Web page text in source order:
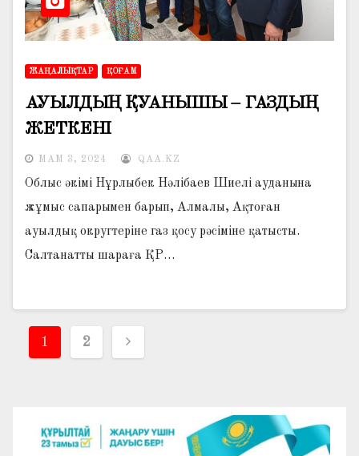
ЖАҢАЛЫҚТАР ҚОҒАМ
АУЫЛДЫҢ ҚУАНЫШЫ – ГАЗДЫҢ
ЖЕТКЕНІ
МАМ 3, 2024 QAA.KZ
Облыс әкімі Нұрлыбек Нәлібаев Шиелі ауданына
жұмыс сапарымен барып, Алмалы, Ақтоған
ауылдық округтеріне газ қосу рәсіміне қатысты.
Салтанатты шараға ҚР…
Жазбалар
1 2